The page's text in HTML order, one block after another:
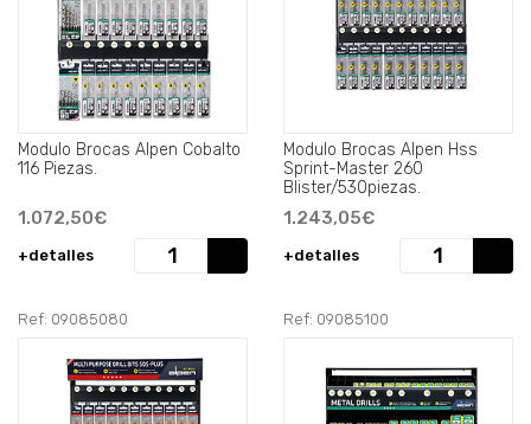
Modulo Brocas Alpen Cobalto
116 Piezas.
1.072,50€
+detalles
Modulo Brocas Alpen Hss
Sprint-Master 260
Blister/530piezas.
1.243,05€
+detalles
Ref: 09085080 Ref: 09085100